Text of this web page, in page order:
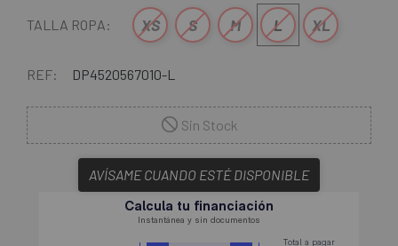
TALLA ROPA: XS S M L XL
REF: DP4520567010-L
Sin Stock
AVÍSAME CUANDO ESTÉ DISPONIBLE